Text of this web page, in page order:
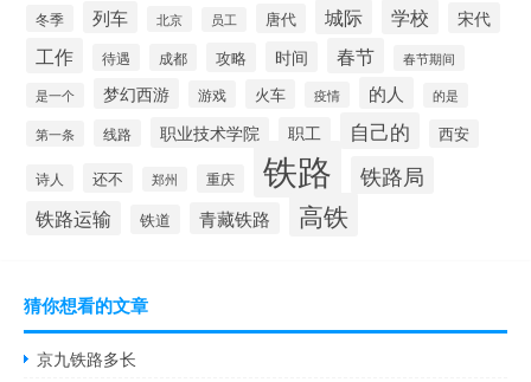
冬季 列车 北京 员工 唐代 城际 学校 宋代
工作 待遇 成都 攻略 时间 春节 春节期间
是一个 梦幻西游 游戏 火车 疫情 的人 的是
第一条 线路 职业技术学院 职工 自己的 西安
诗人 还不 郑州 重庆 铁路 铁路局
铁路运输 铁道 青藏铁路 高铁
猜你想看的文章
京九铁路多长